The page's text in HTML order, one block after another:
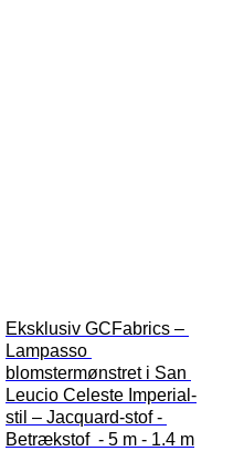
Eksklusiv GCFabrics –
Lampasso
blomstermønstret i San
Leucio Celeste Imperial-
stil – Jacquard-stof -
Betrækstof  - 5 m - 1.4 m